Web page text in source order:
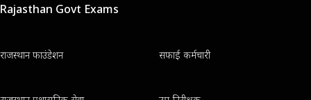
Rajasthan Govt Exams
राजस्थान फाउंडेशन सफाई कर्मचारी